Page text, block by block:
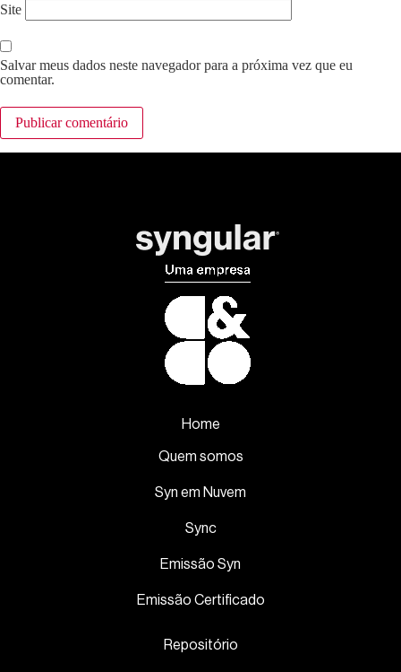
Site
Salvar meus dados neste navegador para a próxima vez que eu
comentar.
Home
Quem somos
Syn em Nuvem
Sync
Emissão Syn
Emissão Certificado
Repositório